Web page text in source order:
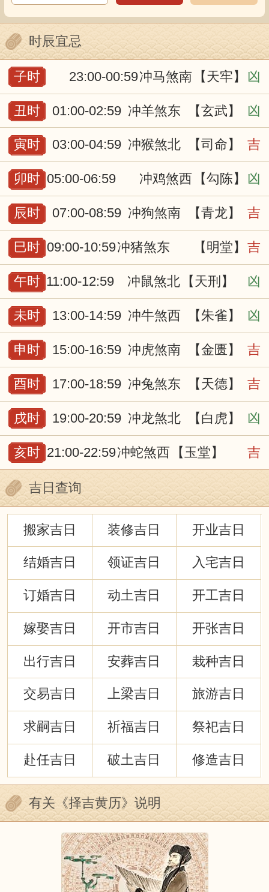
时辰宜忌
子时 23:00-00:59冲马煞南 【天牢】 凶
丑时 01:00-02:59 冲羊煞东 【玄武】 凶
寅时 03:00-04:59 冲猴煞北 【司命】 吉
卯时 05:00-06:59 冲鸡煞西 【勾陈】 凶
辰时 07:00-08:59 冲狗煞南 【青龙】 吉
巳时 09:00-10:59冲猪煞东 【明堂】 吉
午时 11:00-12:59 冲鼠煞北 【天刑】 凶
未时 13:00-14:59 冲牛煞西 【朱雀】 凶
申时 15:00-16:59 冲虎煞南 【金匮】 吉
酉时 17:00-18:59 冲兔煞东 【天德】 吉
戌时 19:00-20:59 冲龙煞北 【白虎】 凶
亥时 21:00-22:59冲蛇煞西 【玉堂】 吉
吉日查询
搬家吉日 装修吉日 开业吉日
结婚吉日 领证吉日 入宅吉日
订婚吉日 动土吉日 开工吉日
嫁娶吉日 开市吉日 开张吉日
出行吉日 安葬吉日 栽种吉日
交易吉日 上梁吉日 旅游吉日
求嗣吉日 祈福吉日 祭祀吉日
赴任吉日 破土吉日 修造吉日
有关《择吉黄历》说明